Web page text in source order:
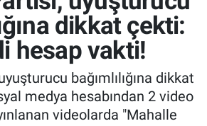
dikkat çekti:
hesap vakti!
bağımlılığına dikkat
medya hesabından 2 video
videolarda "Mahalle